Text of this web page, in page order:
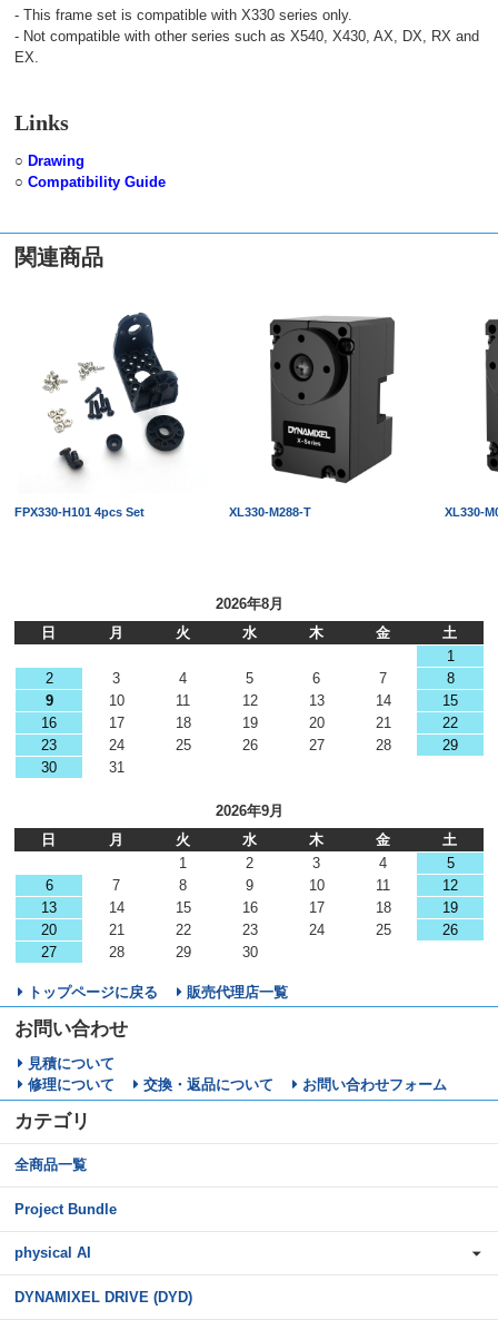
- This frame set is compatible with X330 series only.
- Not compatible with other series such as X540, X430, AX, DX, RX and
EX.
Links
○ Drawing
○ Compatibility Guide
関連商品
FPX330-H101 4pcs Set XL330-M288-T XL330-
2026年8月
日
月 火 水 木 金
土
1
2
3 4 5 6 7
8
9
10 11 12 13 14
15
16
17 18 19 20 21
22
23
24 25 26 27 28
29
30
31
2026年9月
日
月 火 水 木 金
土
1
2 3 4
5
6
7 8 9 10 11
12
13
14 15 16 17 18
19
20
21 22 23 24 25
26
27
28 29 30
トップページに戻る 販売代理店一覧
お問い合わせ
見積について
修理について
交換・返品について お問い合わせフォーム
カテゴリ
全商品一覧
Project Bundle
physical AI
DYNAMIXEL DRIVE (DYD)